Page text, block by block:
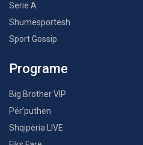
Serie A
Shumësportësh
Sport Gossip
Programe
Big Brother VIP
Për’puthen
Shqipëria LIVE